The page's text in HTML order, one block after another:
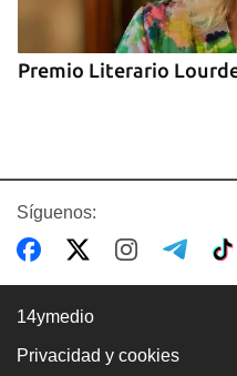
Premio Literario
Síguenos:
14ymedio
Privacidad y cookies